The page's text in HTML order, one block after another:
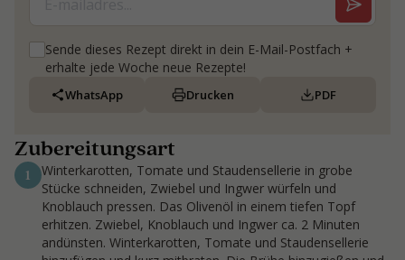
Sende dieses Rezept direkt in dein E-Mail-Postfach +
erhalte jede Woche neue Rezepte!
WhatsApp Drucken PDF
Zubereitungsart
1
Winterkarotten, Tomate und Staudensellerie in grobe
Stücke schneiden, Zwiebel und Ingwer würfeln und
Knoblauch pressen. Das Olivenöl in einem tiefen Topf
erhitzen. Zwiebel, Knoblauch und Ingwer ca. 2 Minuten
andünsten. Winterkarotten, Tomate und Staudensellerie